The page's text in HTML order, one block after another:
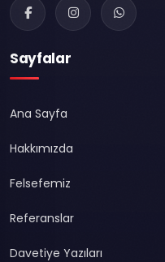
Sayfalar
Ana Sayfa
Hakkımızda
Felsefemiz
Referanslar
Davetiye Yazıları